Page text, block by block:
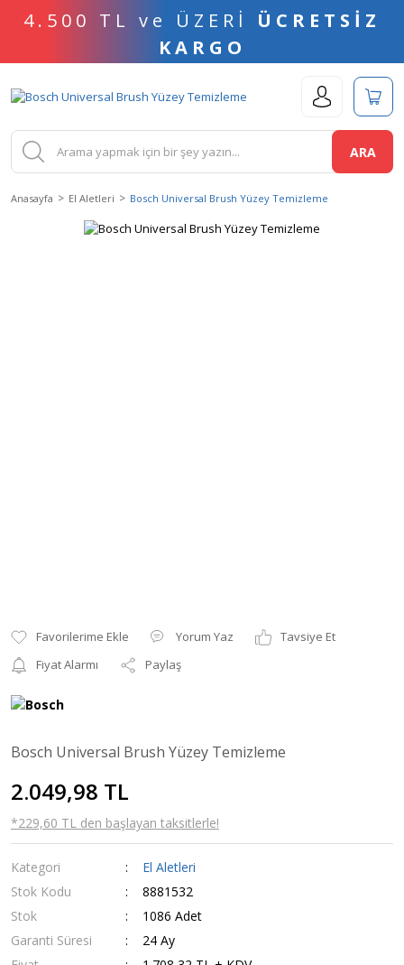
4.500 TL ve ÜZERİ ÜCRETSİZ
KARGO
ARA
Anasayfa El Aletleri Bosch Universal Brush Yüzey Temizleme
Yorum Yaz
Tavsiye Et
Fiyat Alarmı
Paylaş
Bosch Universal Brush Yüzey Temizleme
2.049,98 TL
*229,60 TL den başlayan taksitlerle!
Kategori
El Aletleri
Stok Kodu
8881532
Stok
1086 Adet
Garanti Süresi
24 Ay